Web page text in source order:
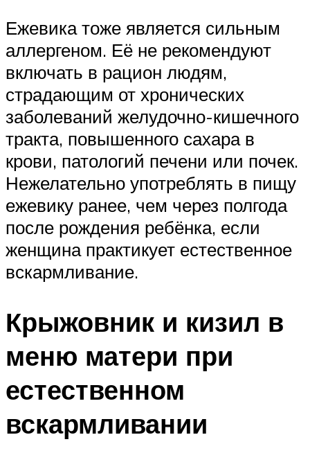
Ежевика тоже является сильным
аллергеном. Её не рекомендуют
включать в рацион людям,
страдающим от хронических
заболеваний желудочно-кишечного
тракта, повышенного сахара в
крови, патологий печени или почек.
Нежелательно употреблять в пищу
ежевику ранее, чем через полгода
после рождения ребёнка, если
женщина практикует естественное
вскармливание.
Крыжовник и кизил в
меню матери при
естественном
вскармливании